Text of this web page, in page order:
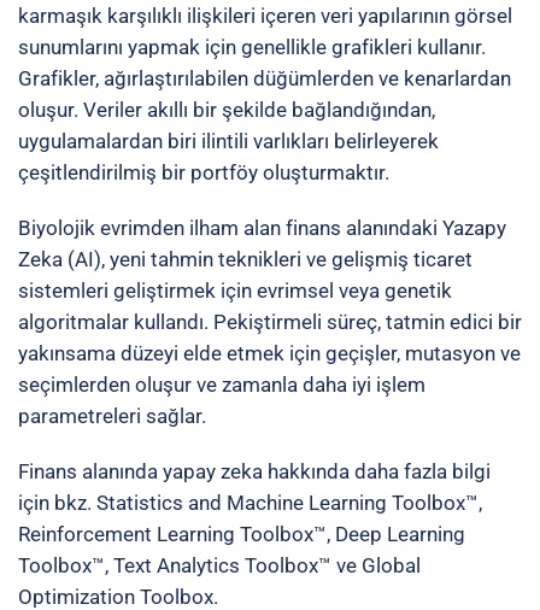
karmaşık karşılıklı ilişkileri içeren veri yapılarının görsel
sunumlarını yapmak için genellikle grafikleri kullanır.
Grafikler, ağırlaştırılabilen düğümlerden ve kenarlardan
oluşur. Veriler akıllı bir şekilde bağlandığından,
uygulamalardan biri ilintili varlıkları belirleyerek
çeşitlendirilmiş bir portföy oluşturmaktır.
Biyolojik evrimden ilham alan finans alanındaki Yazapy
Zeka (AI), yeni tahmin teknikleri ve gelişmiş ticaret
sistemleri geliştirmek için evrimsel veya genetik
algoritmalar kullandı. Pekiştirmeli süreç, tatmin edici bir
yakınsama düzeyi elde etmek için geçişler, mutasyon ve
seçimlerden oluşur ve zamanla daha iyi işlem
parametreleri sağlar.
Finans alanında yapay zeka hakkında daha fazla bilgi
için bkz. Statistics and Machine Learning Toolbox™,
Reinforcement Learning Toolbox™, Deep Learning
Toolbox™, Text Analytics Toolbox™ ve Global
Optimization Toolbox.